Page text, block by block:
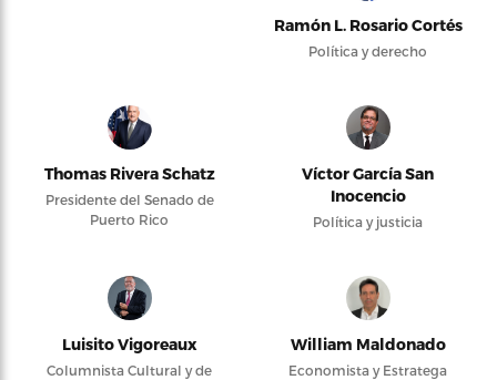
Ramón L. Rosario Cortés
Política y derecho
Thomas Rivera Schatz
Presidente del Senado de
Puerto Rico
Víctor García San
Inocencio
Política y justicia
Luisito Vigoreaux
Columnista Cultural y de
William Maldonado
Economista y Estratega